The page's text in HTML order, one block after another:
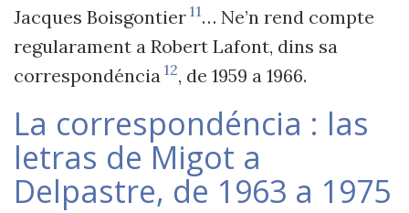
Jacques Boisgontier 11… Ne’n rend compte
regularament a Robert Lafont, dins sa
correspondéncia 12, de 1959 a 1966.
La correspondéncia : las
letras de Migot a
Delpastre, de 1963 a 1975